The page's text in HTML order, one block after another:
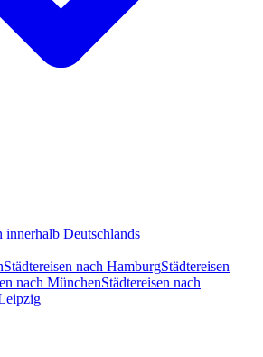
innerhalb Deutschlands
Städtereisen nach HamburgStädtereisen
nach MünchenStädtereisen nach